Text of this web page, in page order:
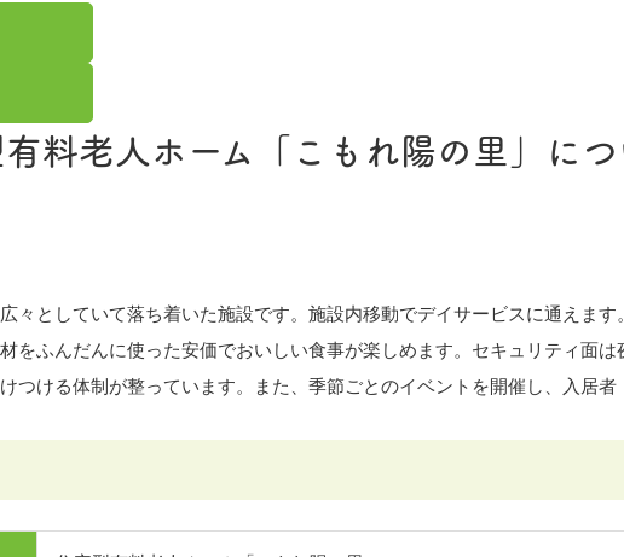
料老人ホーム「こもれ陽の里」につ
々としていて落ち着いた施設です。施設内移動でデイサービスに通えま
をふんだんに使った安価でおいしい食事が楽しめます。セキュリティ面
つける体制が整っています。また、季節ごとのイベントを開催し、入居